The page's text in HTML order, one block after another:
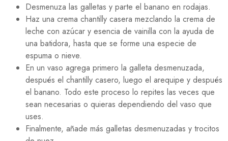
Desmenuza las galletas y parte el banano en rodajas.
Haz una crema chantilly casera mezclando la crema de
leche con azúcar y esencia de vainilla con la ayuda de
una batidora, hasta que se forme una especie de
espuma o nieve.
En un vaso agrega primero la galleta desmenuzada,
después el chantilly casero, luego el arequipe y después
el banano. Todo este proceso lo repites las veces que
sean necesarias o quieras dependiendo del vaso que
uses.
Finalmente, añade más galletas desmenuzadas y trocitos